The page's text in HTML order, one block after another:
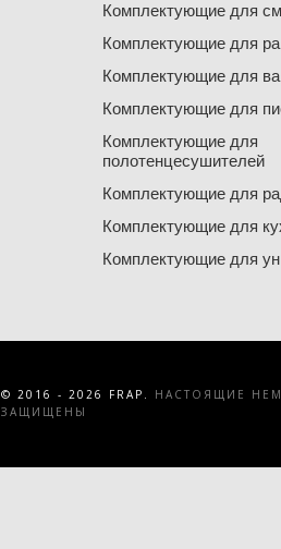
Комплектующие для
Комплектующие для
Комплектующие для
Комплектующие для
Комплектующие для
полотенцесушителей
Комплектующие для
Комплектующие для
Комплектующие для
© 2016 - 2026 FRAP.
НАСТОЯЩИЕ
ЗАЩИЩЕНЫ